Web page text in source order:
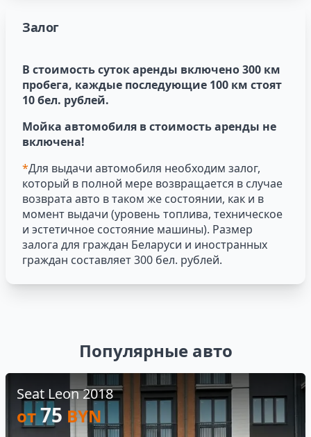
Залог
В стоимость суток аренды включено 300 км
пробега, каждые последующие 100 км стоят
10 бел. рублей.
Мойка автомобиля в стоимость аренды не
включена!
*Для выдачи автомобиля необходим залог,
который в полной мере возвращается в случае
возврата авто в таком же состоянии, как и в
момент выдачи (уровень топлива, техническое
и эстетичное состояние машины). Размер
залога для граждан Беларуси и иностранных
граждан составляет 300 бел. рублей.
Популярные авто
Seat Leon 2018
от75 BYN